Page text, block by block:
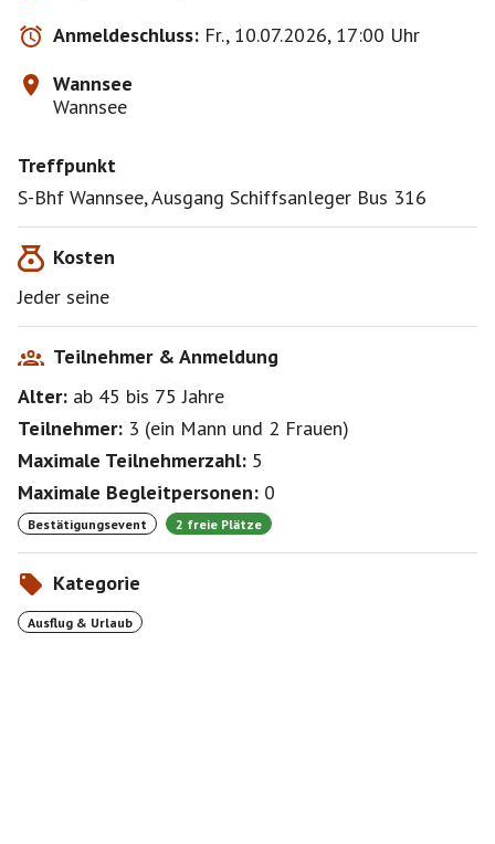
Anmeldeschluss: Fr., 10.07.2026, 17:00 Uhr
Wannsee
Wannsee
Treffpunkt
S-Bhf Wannsee, Ausgang Schiffsanleger Bus 316
Kosten
Jeder seine
Teilnehmer & Anmeldung
Alter: ab 45 bis 75Jahre
Teilnehmer: 3 (ein Mann und 2 Frauen)
Maximale Teilnehmerzahl: 5
Maximale Begleitpersonen: 0
Bestätigungsevent 2 freie Plätze
Kategorie
Ausflug & Urlaub